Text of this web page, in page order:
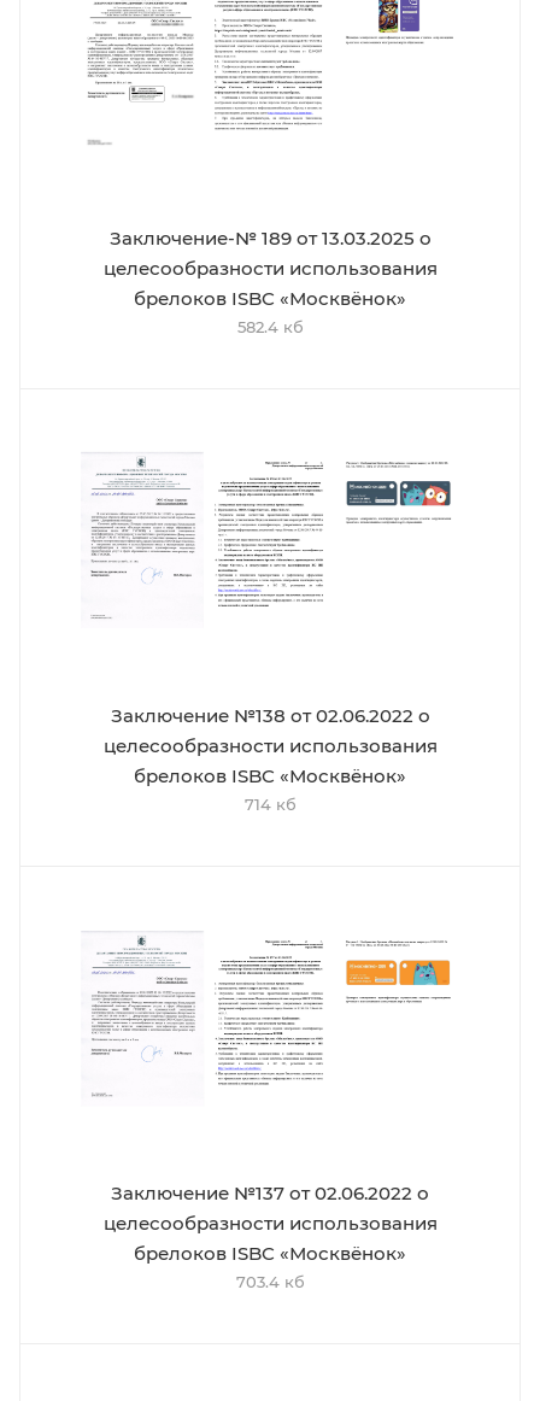
Заключение-№ 189 от 13.03.2025 о
целесообразности использования
брелоков ISBC «Москвёнок»
582.4 кб
Заключение №138 от 02.06.2022 о
целесообразности использования
брелоков ISBC «Москвёнок»
714 кб
Заключение №137 от 02.06.2022 о
целесообразности использования
брелоков ISBC «Москвёнок»
703.4 кб